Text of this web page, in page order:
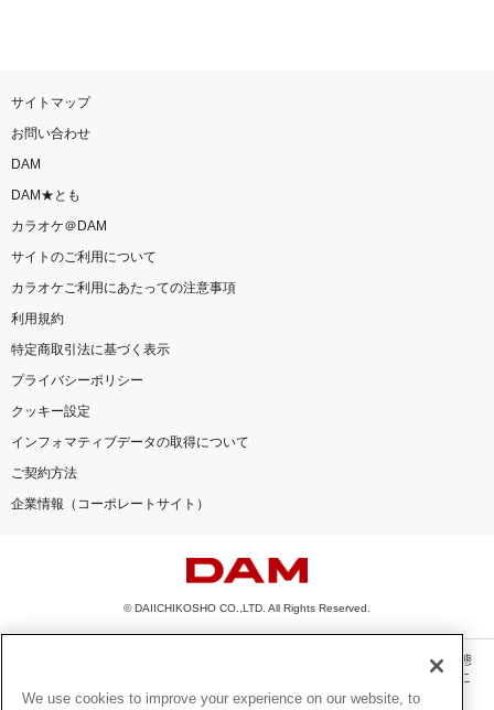
サイトマップ
お問い合わせ
DAM
DAM★とも
カラオケ＠DAM
サイトのご利用について
カラオケご利用にあたっての注意事項
利用規約
特定商取引法に基づく表示
プライバシーポリシー
クッキー設定
インフォマティブデータの取得について
ご契約方法
企業情報（コーポレートサイト）
© DAIICHIKOSHO CO.,LTD. All Rights Reserved.
このサイトに掲載されている一切の文章・画像・写真・動画・音声等を、手段や形態
を問わず、著作権法の定める範囲を超えて無断で複製、転載、ファイル化などするこ
とを禁じます。
We use cookies to improve your experience on our website, to